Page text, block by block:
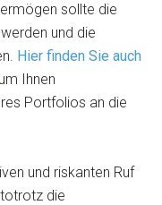
sollte die
und die
Hier finden Sie auch
Ihnen
Portfolios an die
und riskanten Ruf
die